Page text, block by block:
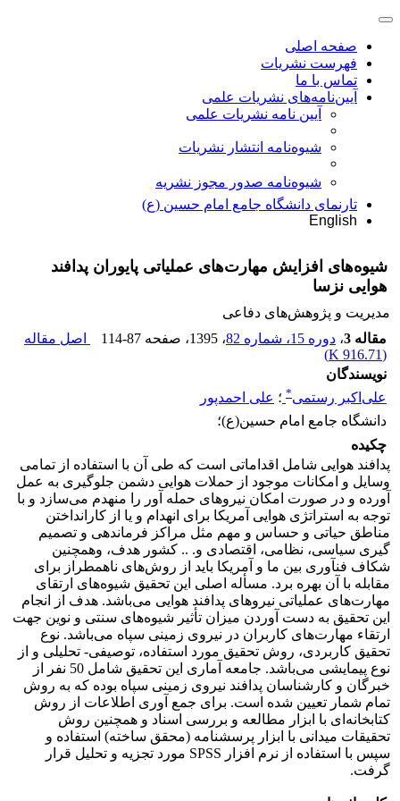
صفحه اصلی
فهرست نشریات
تماس با ما
آیین‌نامه‌های نشریات علمی
آیین نامه نشریات علمی
شیوه‌نامه انتشار نشریات
شیوهنامه صدور مجوز نشریه
تارنمای دانشگاه جامع امام حسین (ع)
English
شیوه‌های افزایش مهارت‌های عملیاتی پایوران پدافند
هوایی نزسا
مدیریت و پژوهش‌های دفاعی
مقاله 3
، دوره 15، شماره 82 ، 1395 ، صفحه 114-87
اصل مقاله
(
916.71 K
)
نویسندگان
علی‌اکبر رستمی* ؛ علی احمدپور
دانشگاه جامع امام حسین(ع)؛
چکیده
پدافند هوایی شامل اقداماتی است که طی آن با استفاده از تمامی
وسایل و امکانات موجود از حملات هوایی دشمن جلوگیری به عمل
آورده و در صورت امکان نیروهای حمله آور را منهدم می‌سازد و با
توجه به استراتژی هوایی آمریکا برای انهدام و یا از کارانداختن
مناطق حیاتی و حساس و مهم مثل مراکز فرماندهی و تصمیم
گیری سیاسی، نظامی، اقتصادی و. .. کشور هدف، وهمچنین
شکاف فنآوری بین ما و آمریکا باید از روش‌های ناهمطراز برای
مقابله با آن بهره برد. مسأله اصلی این تحقیق شیوه‌های ارتقای
مهارت‌های عملیاتی نیروهای پدافند هوایی می‌باشد. هدف از انجام
این تحقیق به دست آوردن میزان تأثیر شیوه‌های سنتی و نوین جهت
ارتقاء مهارت‌های کاربران در نیروی زمینی سپاه می‌باشد. نوع
تحقیق کاربردی، روش تحقیق مورد استفاده، توصیفی- تحلیلی و از
نوع پیمایشی می‌باشد. جامعه آماری این تحقیق شامل 50 نفر از
خبرگان و کارشناسان پدافند نیروی زمینی سپاه بوده که به روش
تمام شمار تعیین شده است. برای جمع آوری اطلاعات از روش
کتابخانه‌ای با ابزار مطالعه و بررسی اسناد و همچنین روش
تحقیقات میدانی با ابزار پرسشنامه (محقق ساخته) استفاده و
سپس با استفاده از نرم افزار SPSS مورد تجزیه و تحلیل قرار
گرفت.